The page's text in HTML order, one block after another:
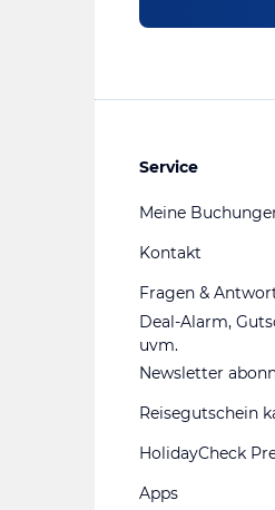
Service
Meine
Kontakt
Fragen &
Deal-Alarm,
uvm.
Newsletter
Reisegutschein
HolidayCheck
Apps